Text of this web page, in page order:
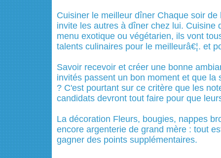
Cuisiner le meilleur dîner Chaque soir
invite les autres à dîner chez lui. Cuisine
menu exotique ou végétarien, ils vont
talents culinaires pour le meilleurâ€¦. et
Savoir recevoir et créer une bonne
invités passent un bon moment et que la
? C'est pourtant sur ce critère que les
candidats devront tout faire pour que
La décoration Fleurs, bougies, nappes
encore argenterie de grand mère : tout
gagner des points supplémentaires.